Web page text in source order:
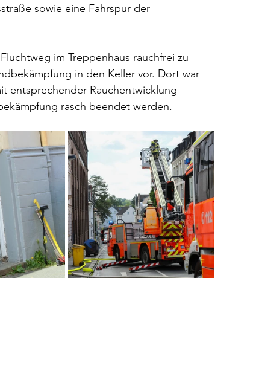
sowie eine Fahrspur der
im Treppenhaus rauchfrei zu
in den Keller vor. Dort war
entsprechender Rauchentwicklung
rasch beendet werden.